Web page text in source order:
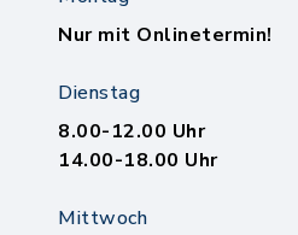
Nur mit Onlinetermin!
Dienstag
8.00-12.00 Uhr
14.00-18.00 Uhr
Mittwoch